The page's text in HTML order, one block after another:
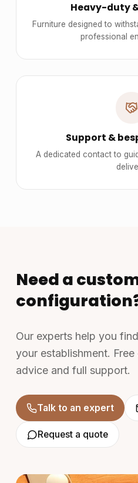
Heavy-duty
Furniture designed to
professional
Support &
A dedicated contact to
Need a
Our experts help you
your establishment.
advice and full support.
Talk to an expert
Request a quote